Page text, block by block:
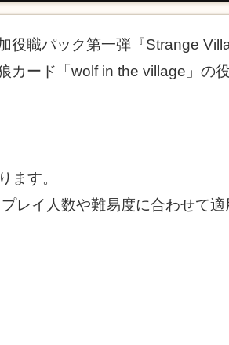
職パック第一弾『Strange
カード「wolf in the village」の
ます。
レイ人数や難易度に合わせて適